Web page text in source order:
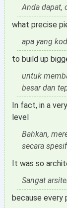
Anda dapat,
what precise
apa yang
to build up
untuk
besar dan
In fact, in a
level
Bahkan,
secara
It was so
Sangat
because every